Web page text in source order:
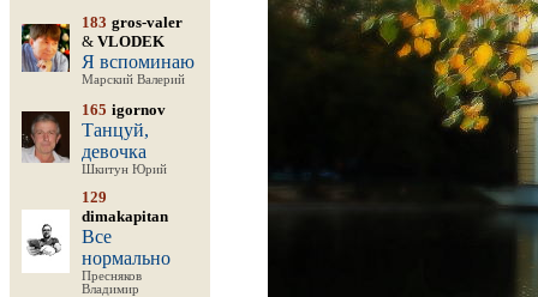
183 gros-valer
& VLODEK
Я вспоминаю
Марский Валерий
165 igornov
Танцуй,
девочка
Шкитун Юрий
129
dimakapitan
Все
нормально
Пресняков
Владимир